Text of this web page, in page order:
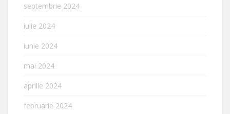
septembrie 2024
iulie 2024
iunie 2024
mai 2024
aprilie 2024
februarie 2024